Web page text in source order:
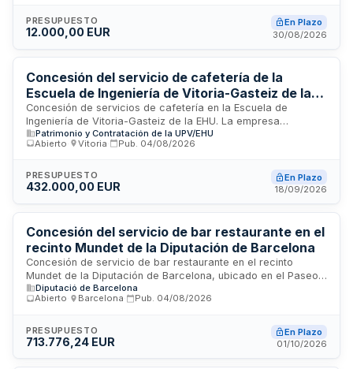
varios criterios de valoración, requiriendo que el
adjudicatario cuente con habilitación empresarial adecuada
gestión de establecimientos similares.
PRESUPUESTO
12.000,00 EUR
En Plazo
30/08/2026
Concesión del servicio de cafetería de la
Escuela de Ingeniería de Vitoria-Gasteiz de la
Universidad del País Vasco
Concesión de servicios de cafetería en la Escuela de
Ingeniería de Vitoria-Gasteiz de la EHU. La empresa
concesionaria prestará el servicio de cafetería en las
instalaciones ubicadas en la calle Nieves Cano 12,
consumo inmediato. La contratista será responsable del
mantenimiento, custodia y reparación de los espacios,
estado de uso, limpieza y conservación. El contrato incluye la
dotación de equipamiento, muebles, vajilla y demás
materiales auxiliares necesarios.
Patrimonio y Contratación de la UPV/EHU
Abierto
Vitoria Pub. 04/08/2026
PRESUPUESTO
432.000,00 EUR
En Plazo
18/09/2026
Concesión del servicio de bar restaurante en el
recinto Mundet de la Diputación de Barcelona
Concesión de servicio de bar restaurante en el recinto
Mundet de la Diputación de Barcelona, ubicado en el Paseo
Valle de Hebrón. El adjudicatario asumirá la explotación
comercial del servicio, incluyendo la gestión de personal,
abonar un canon mínimo mensual de 750,00 euros más IVA,
además de los costos de agua y electricidad que repercute
Diputació de Barcelona
Abierto
Barcelona Pub. 04/08/2026
PRESUPUESTO
713.776,24 EUR
En Plazo
01/10/2026